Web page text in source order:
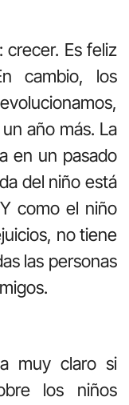
Es feliz
cambio, los
año más. La
en un pasado
del niño está
como el niño
no tiene
las personas
muy claro si
los niños